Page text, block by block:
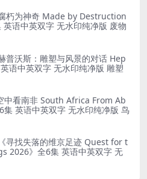
朽为神奇 Made by Destruction
语中英双字 无水印纯净版 废物
普沃斯：雕塑与风景的对话 Hep
语中英双字 无水印纯净版 雕塑
中看南非 South Africa From Ab
集 英语中英双字 无水印纯净版 鸟
寻找失落的维京足迹 Quest for t
2026》全6集 英语中英双字 无